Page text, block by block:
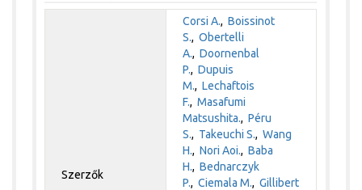
Szerzők
Corsi A.,Boissinot
S.,Obertelli
A.,Doornenbal
P.,Dupuis
M.,Lechaftois
F.,Masafumi
Matsushita.,Péru
S., Takeuchi S.,Wang
H.,Nori Aoi.,Baba
H.,Bednarczyk
P.,Ciemala M.,Gillibert